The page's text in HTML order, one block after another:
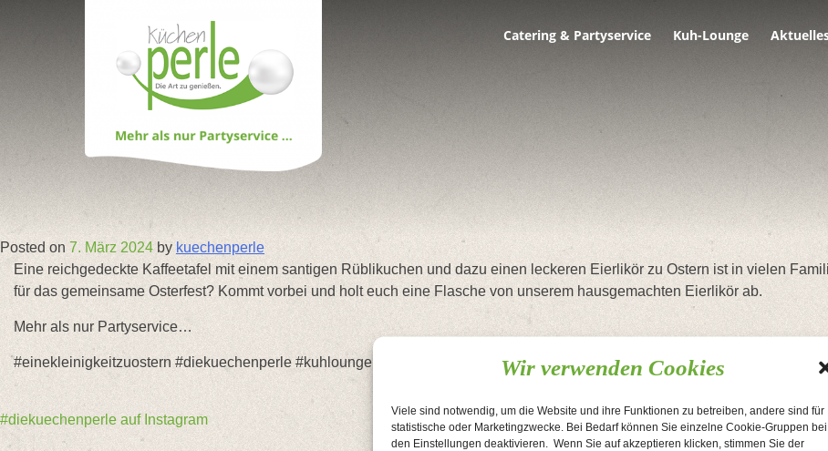
Wir verwenden Cookies
Viele sind notwendig, um die Website und ihre Funktionen zu betreiben, andere sind für
statistische oder Marketingzwecke. Bei Bedarf können Sie einzelne Cookie-Gruppen bei
den Einstellungen deaktivieren. Wenn Sie auf akzeptieren klicken, stimmen Sie der
Catering & Partyservice Kuh-Lounge
Posted on 7. März 2024 by kuechenperle
Eine reichgedeckte Kaffeetafel mit einem santigen Rüblikuchen und dazu einen leckeren Eierlikör zu Ostern ist in vielen
für das gemeinsame Osterfest? Kommt vorbei und holt euch eine Flasche von unserem hausgemachten Eierlikör ab.
Mehr als nur Partyservice…
#einekleinigkeitzuostern #diekuechenperle #kuhlounge #eierlikoer #kuchen #wankendorf #ruhwinkel #bornhoeved
Beitragsnavigation
#diekuechenperle auf Instagram